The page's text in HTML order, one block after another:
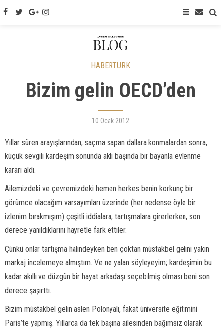
HABERTÜRK
Bizim gelin OECD’den
10 Ocak 2012
Yıllar süren arayışlarından, saçma sapan dallara konmalardan sonra,
küçük sevgili kardeşim sonunda aklı başında bir bayanla evlenme
kararı aldı.
Ailemizdeki ve çevremizdeki hemen herkes benin korkunç bir
görümce olacağım varsayımları üzerinde (her nedense öyle bir
izlenim bırakmışım) çeşitli iddialara, tartışmalara girerlerken, son
derece yanıldıklarını hayretle fark ettiler.
Çünkü onlar tartışma halindeyken ben çoktan müstakbel gelini yakın
markaj incelemeye almıştım. Ve ne yalan söyleyeyim; kardeşimin bu
kadar akıllı ve düzgün bir hayat arkadaşı seçebilmiş olması beni son
derece şaşırttı.
Bizim müstakbel gelin aslen Polonyalı, fakat üniversite eğitimini
Paris’te yapmış. Yıllarca da tek başına ailesinden bağımsız olarak